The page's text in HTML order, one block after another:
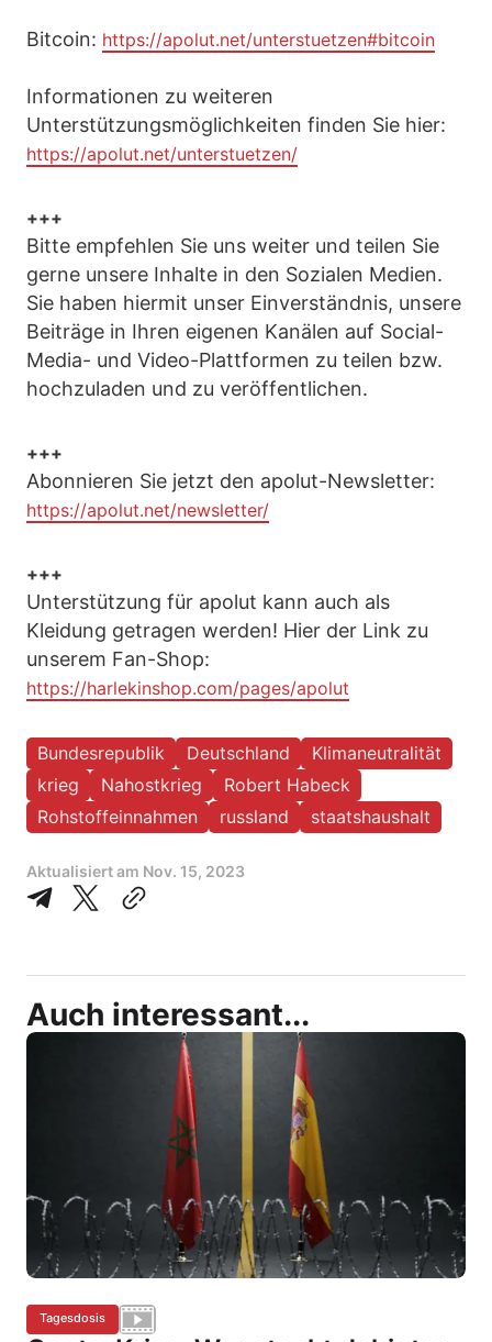
Bitcoin: https://apolut.net/unterstuetzen#bitcoin
Informationen zu weiteren
Unterstützungsmöglichkeiten finden Sie hier:
https://apolut.net/unterstuetzen/
+++
Bitte empfehlen Sie uns weiter und teilen Sie
gerne unsere Inhalte in den Sozialen Medien.
Sie haben hiermit unser Einverständnis, unsere
Beiträge in Ihren eigenen Kanälen auf Social-
Media- und Video-Plattformen zu teilen bzw.
hochzuladen und zu veröffentlichen.
+++
Abonnieren Sie jetzt den apolut-Newsletter:
https://apolut.net/newsletter/
+++
Unterstützung für apolut kann auch als
Kleidung getragen werden! Hier der Link zu
unserem Fan-Shop:
https://harlekinshop.com/pages/apolut
Bundesrepublik Deutschland
Klimaneutralität
krieg
Nahostkrieg
Robert Habeck
Rohstoffeinnahmen
russland staatshaushalt
Aktualisiert am Nov. 15, 2023
Auch interessant...
Tagesdosis